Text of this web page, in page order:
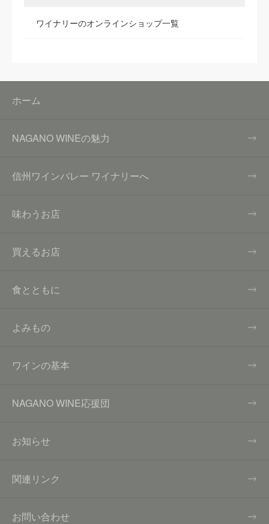
ワイナリーのオンラインショップ一覧
ホーム
NAGANO WINEの魅力
信州ワインバレー ワイナリーへ
味わうお店
買えるお店
食とともに
よみもの
ワインの基本
NAGANO WINE応援団
お知らせ
関連リンク
お問い合わせ